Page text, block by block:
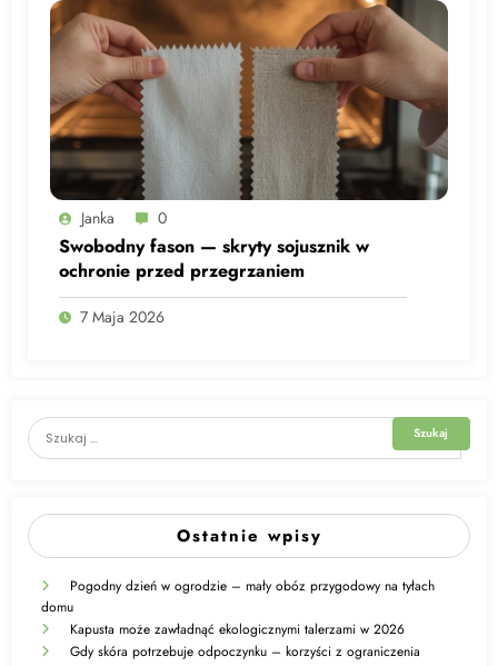
Janka 0
Swobodny fason — skryty sojusznik w
ochronie przed przegrzaniem
7 Maja 2026
Ostatnie wpisy
Pogodny dzień w ogrodzie – mały obóz przygodowy na tyłach
domu
Kapusta może zawładnąć ekologicznymi talerzami w 2026
Gdy skóra potrzebuje odpoczynku – korzyści z ograniczenia